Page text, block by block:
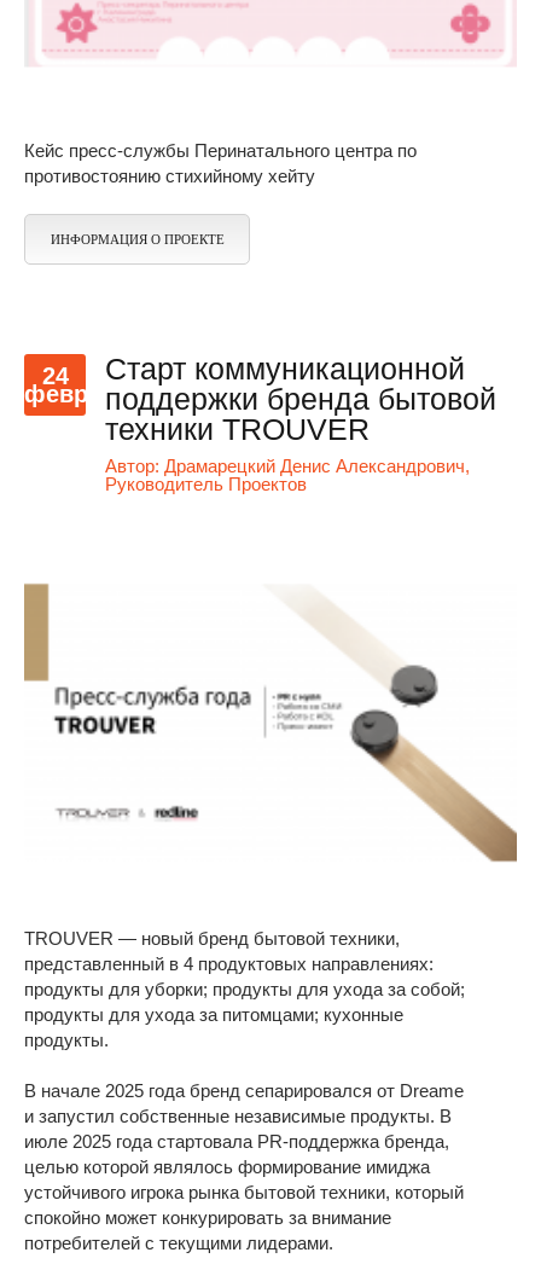
Кейс пресс-службы Перинатального центра по
противостоянию стихийному хейту
ИНФОРМАЦИЯ О ПРОЕКТЕ
24
февр
Старт коммуникационной
поддержки бренда бытовой
техники TROUVER
Автор: Драмарецкий Денис Александрович,
Руководитель Проектов
TROUVER — новый бренд бытовой техники,
представленный в 4 продуктовых направлениях:
продукты для уборки; продукты для ухода за собой;
продукты для ухода за питомцами; кухонные
продукты.
В начале 2025 года бренд сепарировался от Dreame
и запустил собственные независимые продукты. В
июле 2025 года стартовала PR-поддержка бренда,
целью которой являлось формирование имиджа
устойчивого игрока рынка бытовой техники, который
спокойно может конкурировать за внимание
потребителей с текущими лидерами.